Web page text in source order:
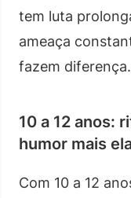
tem luta
ameaça
fazem diferença.
10 a 12 anos:
humor mais
Com 10 a 12